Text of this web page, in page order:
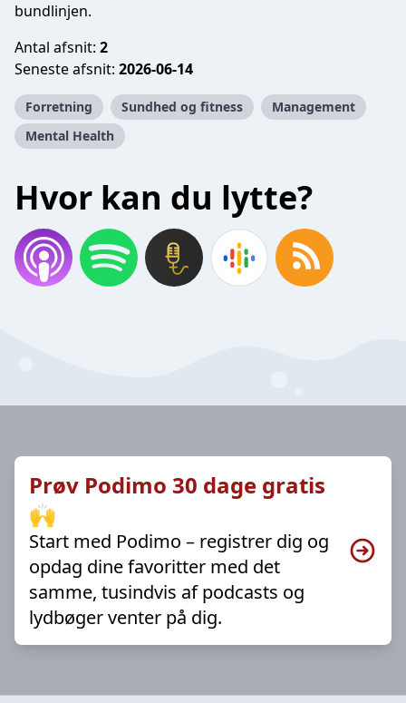
bundlinjen.
Antal afsnit: 2
Seneste afsnit: 2026-06-14
Forretning Sundhed og fitness
Management
Mental Health
Hvor kan du lytte?
Prøv Podimo 30 dage gratis
🙌
Start med Podimo – registrer dig og
opdag dine favoritter med det
samme, tusindvis af podcasts og
lydbøger venter på dig.